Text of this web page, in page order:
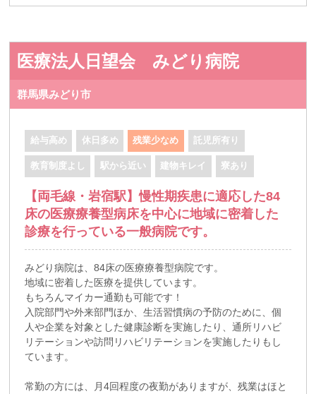
医療法人日望会 みどり病院
群馬県みどり市
給与高め 休日多め 残業少なめ 託児所有り
教育制度よし 駅から近い 建物キレイ 寮あり
【両毛線・岩宿駅】慢性期疾患に適応した84
床の医療療養型病床を中心に地域に密着した
診療を行っている一般病院です。
みどり病院は、84床の医療療養型病院です。
地域に密着した医療を提供しています。
もちろんマイカー通勤も可能です！
入院部門や外来部門ほか、生活習慣病の予防のために、個
人や企業を対象とした健康診断を実施したり、通所リハビ
リテーションや訪問リハビリテーションを実施したりもし
ています。
常勤の方には、月4回程度の夜勤がありますが、残業はほと